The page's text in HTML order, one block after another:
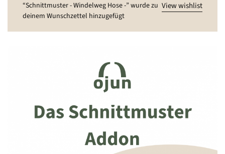
View wishlist
“Schnittmuster - Windelweg Hose -” wurde zu
deinem Wunschzettel hinzugefügt